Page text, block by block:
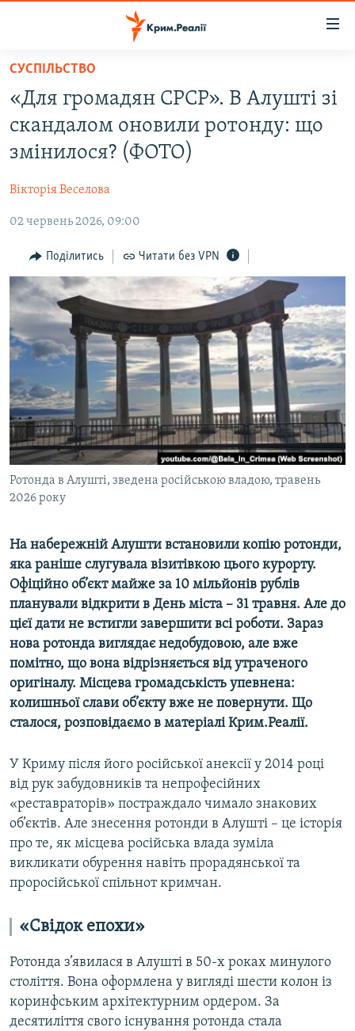
Перейти
основного
матеріалу
Перейти
до
основної
навігації
Перейти
пошуку
ВОДА.КРИМ
ВІДЕО ТА ФОТО
БЛОГИ
ПОГЛЯД
ІНТЕРВ'Ю
ВСЕ ЗА ДЕНЬ
СПЕЦПРОЕКТИ
ДЕПОРТАЦІЯ
ВІДЕОУРОКИ «ELIFBE»
СВІДЧЕННЯ ОКУПАЦІЇ
УКРАЇНСЬКА ПРОБЛЕМА КРИМУ
ІНФОГРАФІКА
ЯК ОБІЙТИ БЛОКУВАННЯ
Русский
Qırımtatar
ДОЛУЧАЙСЯ!
СУСПІЛЬСТВО
«Для громадян СРСР». В Алушті зі
скандалом оновили ротонду: що
змінилося? (ФОТО)
Вікторія Веселова
02 червень 2026, 09:00
Поділитись Читати без VPN
Ротонда в Алушті, зведена російською владою, травень
2026 року
На набережній Алушти встановили копію ротонди,
яка раніше слугувала візитівкою цього курорту.
Офіційно об’єкт майже за 10 мільйонів рублів
планували відкрити в День міста – 31 травня. Але до
цієї дати не встигли завершити всі роботи. Зараз
нова ротонда виглядає недобудовою, але вже
помітно, що вона відрізняється від утраченого
оригіналу. Місцева громадськість упевнена:
колишньої слави об’єкту вже не повернути. Що
сталося, розповідаємо в матеріалі Крим.Реалії.
У Криму після його російської анексії у 2014 році
від рук забудовників та непрофесійних
«реставраторів» постраждало чимало знакових
об’єктів. Але знесення ротонди в Алушті – це історія
про те, як місцева російська влада зуміла
викликати обурення навіть прорадянської та
проросійської спільнот кримчан.
«Свідок епохи»
Ротонда з’явилася в Алушті в 50-х роках минулого
століття. Вона оформлена у вигляді шести колон із
коринфським архітектурним ордером. За
десятиліття свого існування ротонда стала